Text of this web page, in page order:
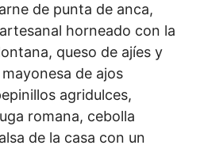
de punta de anca,
horneado con la
queso de ajíes y
de ajos
agridulces,
romana, cebolla
de la casa con un